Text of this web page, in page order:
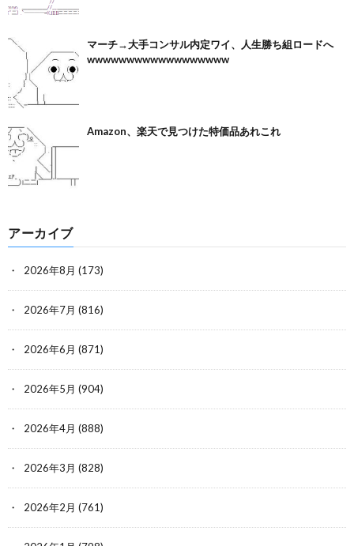
マーチ→大手コンサル内定ワイ、人生勝ち組ロードへ
wwwwwwwwwwwwwwwwww
Amazon、楽天で見つけた特価品あれこれ
アーカイブ
2026年8月 (173)
2026年7月 (816)
2026年6月 (871)
2026年5月 (904)
2026年4月 (888)
2026年3月 (828)
2026年2月 (761)